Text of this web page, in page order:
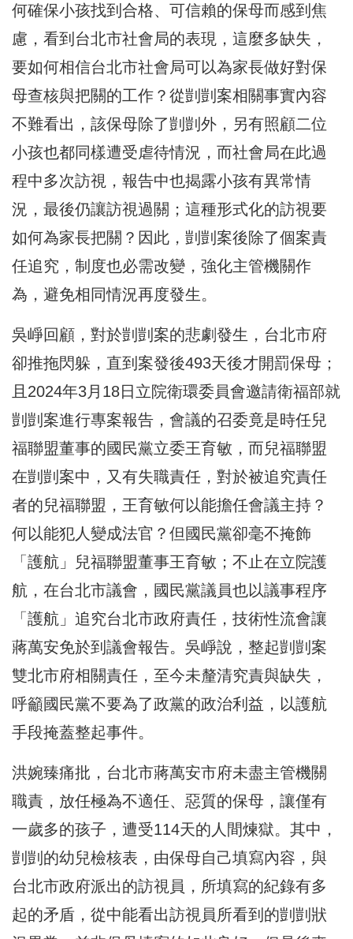
何確保小孩找到合格、可信賴的保母而感到焦
慮，看到台北市社會局的表現，這麼多缺失，
要如何相信台北市社會局可以為家長做好對保
母查核與把關的工作？從剴剴案相關事實內容
不難看出，該保母除了剴剴外，另有照顧二位
小孩也都同樣遭受虐待情況，而社會局在此過
程中多次訪視，報告中也揭露小孩有異常情
況，最後仍讓訪視過關；這種形式化的訪視要
如何為家長把關？因此，剴剴案後除了個案責
任追究，制度也必需改變，強化主管機關作
為，避免相同情況再度發生。
吳崢回顧，對於剴剴案的悲劇發生，台北市府
卻推拖閃躲，直到案發後493天後才開罰保母；
且2024年3月18日立院衛環委員會邀請衛福部就
剴剴案進行專案報告，會議的召委竟是時任兒
福聯盟董事的國民黨立委王育敏，而兒福聯盟
在剴剴案中，又有失職責任，對於被追究責任
者的兒福聯盟，王育敏何以能擔任會議主持？
何以能犯人變成法官？但國民黨卻毫不掩飾
「護航」兒福聯盟董事王育敏；不止在立院護
航，在台北市議會，國民黨議員也以議事程序
「護航」追究台北市政府責任，技術性流會讓
蔣萬安免於到議會報告。吳崢說，整起剴剴案
雙北市府相關責任，至今未釐清究責與缺失，
呼籲國民黨不要為了政黨的政治利益，以護航
手段掩蓋整起事件。
洪婉臻痛批，台北市蔣萬安市府未盡主管機關
職責，放任極為不適任、惡質的保母，讓僅有
一歲多的孩子，遭受114天的人間煉獄。其中，
剴剴的幼兒檢核表，由保母自己填寫內容，與
台北市政府派出的訪視員，所填寫的紀錄有多
起的矛盾，從中能看出訪視員所看到的剴剴狀